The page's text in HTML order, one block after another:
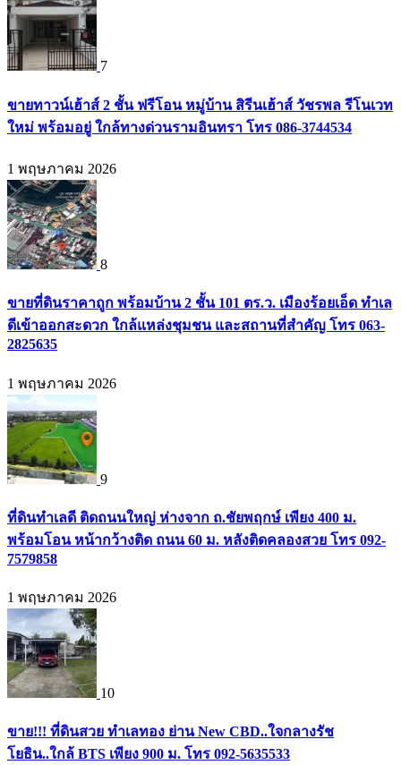
7
ขายทาวน์เฮ้าส์ 2 ชั้น ฟรีโอน หมู่บ้าน สิรีนเฮ้าส์ วัชรพล รีโนเวท
ใหม่ พร้อมอยู่ ใกล้ทางด่วนรามอินทรา โทร 086-3744534
1 พฤษภาคม 2026
8
ขายที่ดินราคาถูก พร้อมบ้าน 2 ชั้น 101 ตร.ว. เมืองร้อยเอ็ด ทำเล
ดีเข้าออกสะดวก ใกล้แหล่งชุมชน และสถานที่สำคัญ โทร 063-
2825635
1 พฤษภาคม 2026
9
ที่ดินทำเลดี ติดถนนใหญ่ ห่างจาก ถ.ชัยพฤกษ์ เพียง 400 ม.
พร้อมโอน หน้ากว้างติด ถนน 60 ม. หลังติดคลองสวย โทร 092-
7579858
1 พฤษภาคม 2026
10
ขาย!!! ที่ดินสวย ทำเลทอง ย่าน New CBD..ใจกลางรัช
โยธิน..ใกล้ BTS เพียง 900 ม. โทร 092-5635533